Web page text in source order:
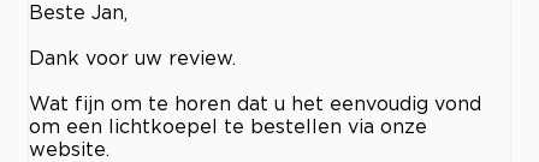
Beste Jan,
Dank voor uw review.
Wat fijn om te horen dat u het eenvoudig vond
om een lichtkoepel te bestellen via onze
website.